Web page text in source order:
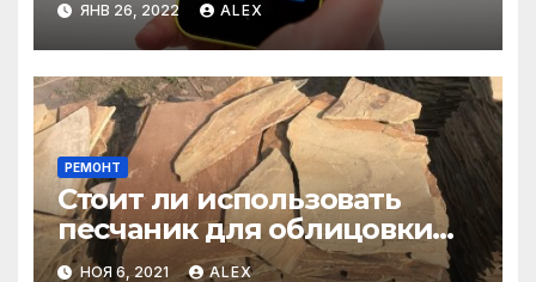
ЯНВ 26, 2022 ALEX
РЕМОНТ
Стоит ли использовать
песчаник для облицовки
фасада?
НОЯ 6, 2021 ALEX